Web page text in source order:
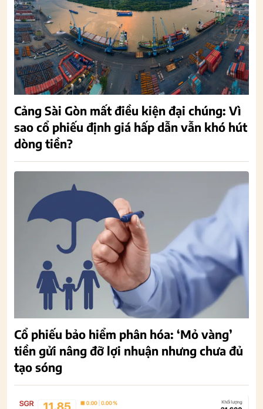
Cảng Sài Gòn mất điều kiện đại chúng: Vì
sao cổ phiếu định giá hấp dẫn vẫn khó hút
dòng tiền?
Cổ phiếu bảo hiểm phân hóa: ‘Mỏ vàng’
tiền gửi nâng đỡ lợi nhuận nhưng chưa đủ
tạo sóng